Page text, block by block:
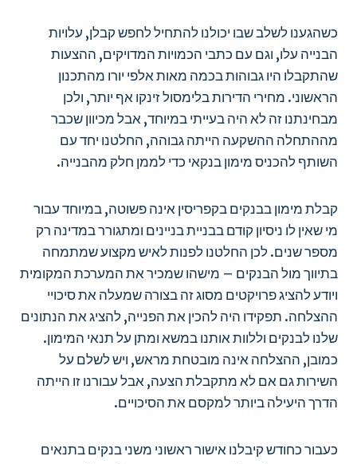
כשהגענו לשלב שבו יכולנו להתחיל לחפש קבלן, עלויות
הבנייה עלו, וגם עם כתבי הכמויות המדויקים, ההצעות
שהתקבלו היו גבוהות בכמה מאות אלפי יורו מהתכנון
הראשוני. מחירי הדירות בלימסול זינקו אף יותר, ולכן
מבחינתנו זה לא היה בעייתי במיוחד, אבל מכיוון שכבר
מההתחלה ההשקעה הייתה גבוהה, החלטנו יחד עם
השותף להכניס מימון בנקאי כדי לממן חלק מהבנייה.
קבלת מימון בבנקים בקפריסין אינה פשוטה, במיוחד עבור
מי שאין לו ניסיון קודם בבניית בניינים ומתגורר במדינה רק
מספר שנים. לכן החלטנו לפנות לאיש מקצוע שמתמחה
בתיווך מול הבנקים – מישהו שמכיר את המערכת המקומית
ויודע להציג פרויקטים מסוג זה בצורה שמעלה את סיכויי
ההצלחה. תפקידו היה להכין את הפנייה, להציג את הנתונים
שלנו לבנקים וללוות אותנו במשא ומתן על תנאי המימון.
כמובן, ההצלחה אינה מובטחת מראש, ויש לשלם על
השירות גם אם לא מתקבלת הצעה, אבל עבורנו זו הייתה
הדרך היעילה ביותר למקסם את הסיכויים.
כעבור כחודש קיבלנו אישור ראשוני משני בנקים בתנאים